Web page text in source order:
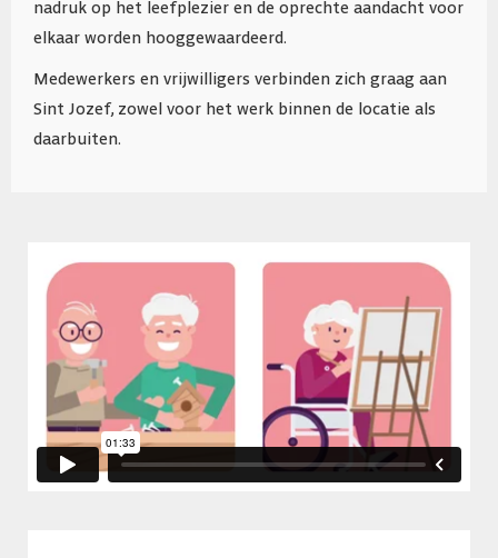
nadruk op het leefplezier en de oprechte aandacht voor
elkaar worden hooggewaardeerd.
Medewerkers en vrijwilligers verbinden zich graag aan
Sint Jozef, zowel voor het werk binnen de locatie als
daarbuiten.